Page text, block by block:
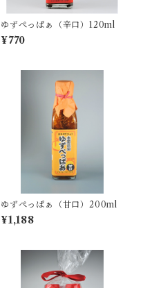
ゆずぺっぱぁ（辛口）120ml
¥770
ゆずぺっぱぁ（甘口）200ml
¥1,188